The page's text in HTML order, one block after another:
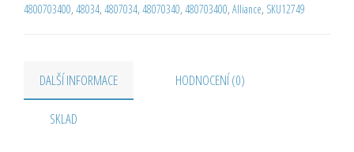
4800703400, 48034, 4807034, 48070340, 480703400, Alliance, SKU12749
DALŠÍ INFORMACE HODNOCENÍ (0)
SKLAD